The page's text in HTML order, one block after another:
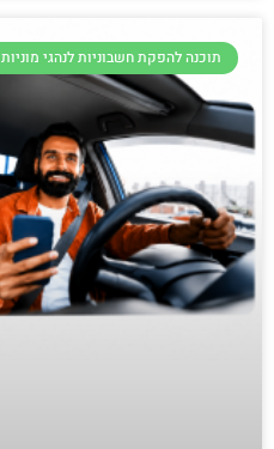
תוכנה להפקת חשבוניות לנהגי מוניות